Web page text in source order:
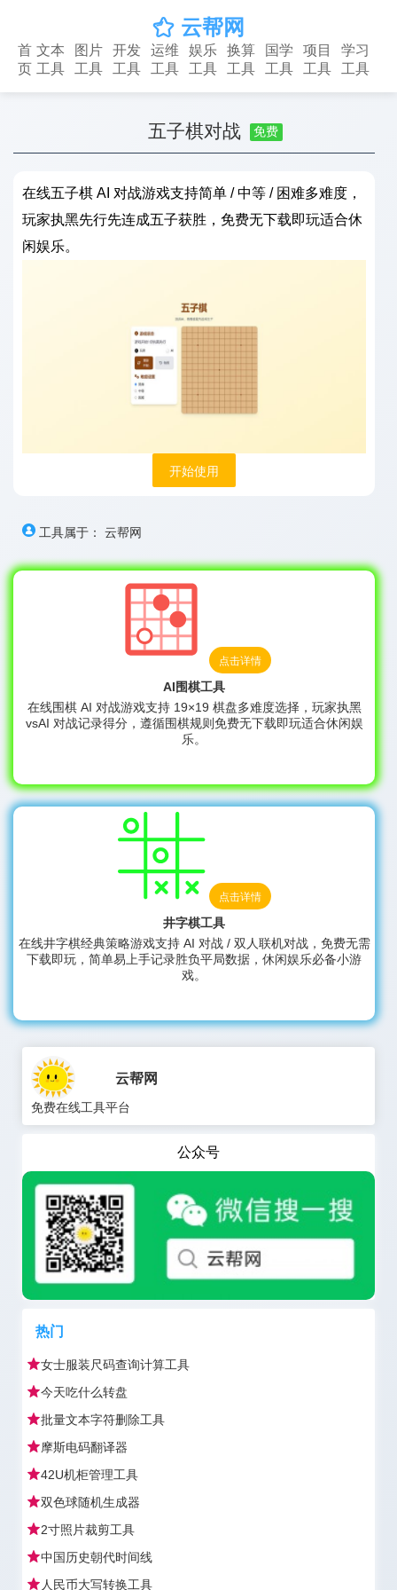
 云帮网
首
页
文本
工具
图片
工具
开发
工具
运维
工具
娱乐
工具
换算
工具
国学
工具
项目
工具
学习
工具
五子棋对战 免费
在线五子棋 AI 对战游戏支持简单 / 中等 / 困难多难度，
玩家执黑先行先连成五子获胜，免费无下载即玩适合休
闲娱乐。
开始使用
工具属于： 云帮网
点击详情
AI围棋工具
在线围棋 AI 对战游戏支持 19×19 棋盘多难度选择，玩家执黑
vsAI 对战记录得分，遵循围棋规则免费无下载即玩适合休闲娱
乐。
点击详情
井字棋工具
在线井字棋经典策略游戏支持 AI 对战 / 双人联机对战，免费无需
下载即玩，简单易上手记录胜负平局数据，休闲娱乐必备小游
戏。
云帮网
免费在线工具平台
公众号
热门
女士服装尺码查询计算工具
今天吃什么转盘
批量文本字符删除工具
摩斯电码翻译器
42U机柜管理工具
双色球随机生成器
2寸照片裁剪工具
中国历史朝代时间线
人民币大写转换工具